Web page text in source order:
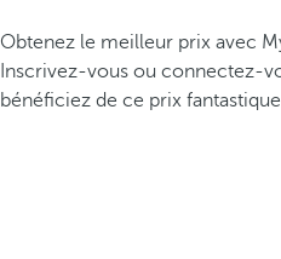
Obtenez le meilleur prix avec
Inscrivez-vous ou connectez-
bénéficiez de ce prix